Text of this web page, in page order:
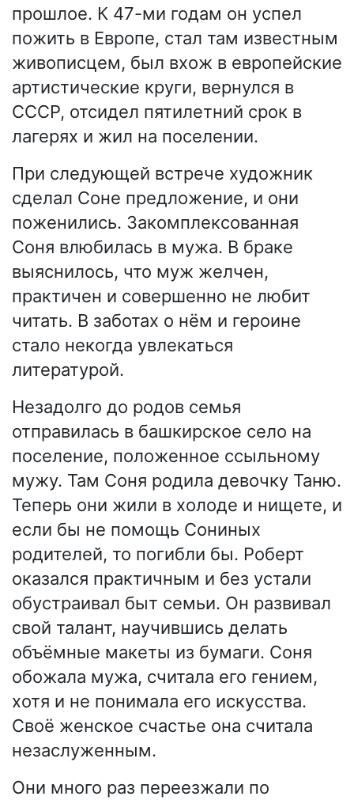
прошлое. К 47-ми годам он успел
пожить в Европе, стал там известным
живописцем, был вхож в европейские
артистические круги, вернулся в
СССР, отсидел пятилетний срок в
лагерях и жил на поселении.
При следующей встрече художник
сделал Соне предложение, и они
поженились. Закомплексованная
Соня влюбилась в мужа. В браке
выяснилось, что муж желчен,
практичен и совершенно не любит
читать. В заботах о нём и героине
стало некогда увлекаться
литературой.
Незадолго до родов семья
отправилась в башкирское село на
поселение, положенное ссыльному
мужу. Там Соня родила девочку Таню.
Теперь они жили в холоде и нищете, и
если бы не помощь Сониных
родителей, то погибли бы. Роберт
оказался практичным и без устали
обустраивал быт семьи. Он развивал
свой талант, научившись делать
объёмные макеты из бумаги. Соня
обожала мужа, считала его гением,
хотя и не понимала его искусства.
Своё женское счастье она считала
незаслуженным.
Они много раз переезжали по